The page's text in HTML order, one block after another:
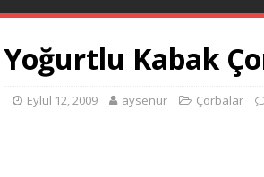
Yoğurtlu Kabak
Eylül 12, 2009 aysenur Çorbalar